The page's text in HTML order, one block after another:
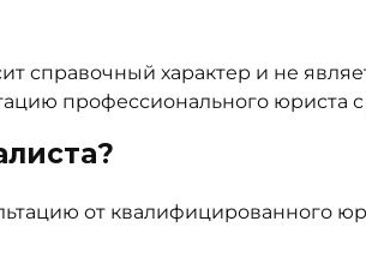
справочный характер и не
профессионального юриста
от квалифицированного